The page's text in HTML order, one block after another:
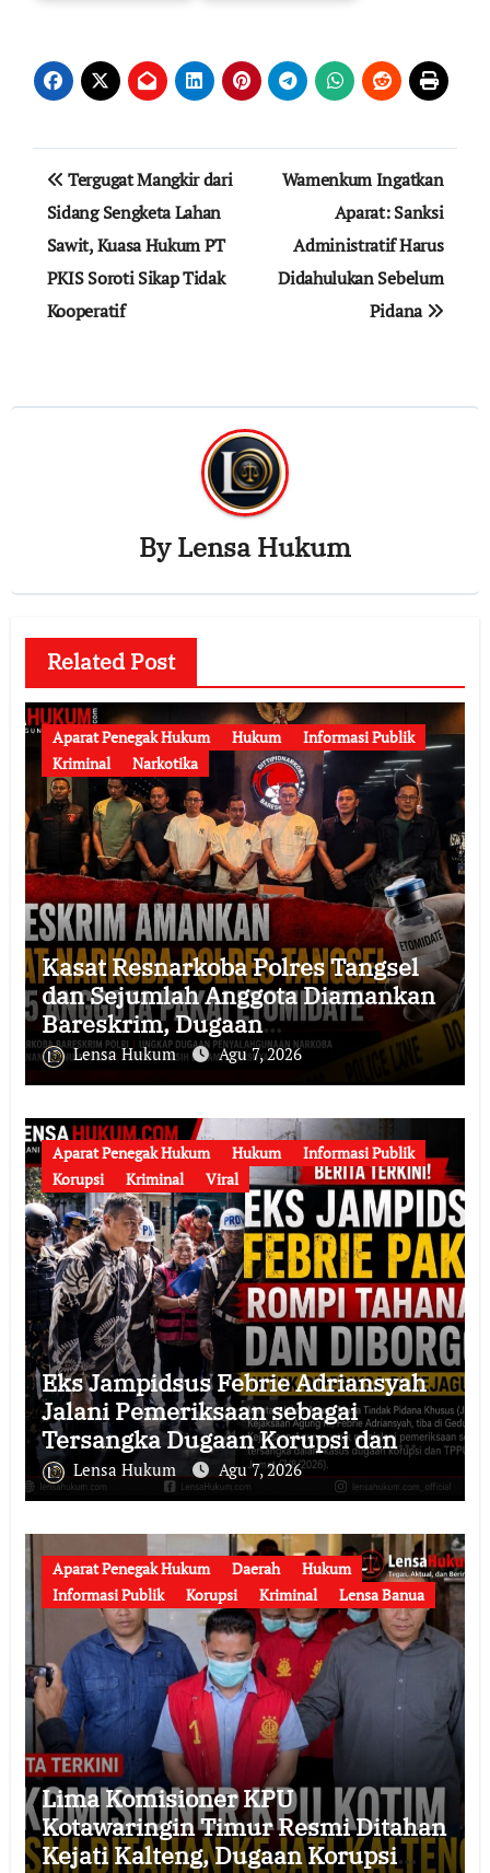
pos Tergugat Mangkir dari
Sidang Sengketa Lahan
Sawit, Kuasa Hukum PT
PKIS Soroti Sikap Tidak
Kooperatif
Wamenkum Ingatkan
Aparat: Sanksi
Administratif Harus
Didahulukan Sebelum
Pidana
ByLensa Hukum
Related Post
Aparat Penegak Hukum Hukum
Informasi Publik
Kriminal
Narkotika
Kasat Resnarkoba Polres Tangsel
dan Sejumlah Anggota Diamankan
Bareskrim, Dugaan
Penyalahgunaan Narkoba serta
Penyalahgunaan Wewenang
Lensa Hukum Agu 7, 2026
Aparat Penegak Hukum Hukum
Informasi Publik
Korupsi
Kriminal Viral
Eks Jampidsus Febrie Adriansyah
Jalani Pemeriksaan sebagai
Tersangka Dugaan Korupsi dan
TPPU, Datang ke Kejaksaan Agung
Mengenakan Rompi Tahanan
Lensa Hukum Agu 7, 2026
Aparat Penegak Hukum Daerah
Hukum
Informasi Publik
Korupsi Kriminal Lensa Banua
Lima Komisioner KPU
Kotawaringin Timur Resmi Ditahan
Kejati Kalteng, Dugaan Korupsi